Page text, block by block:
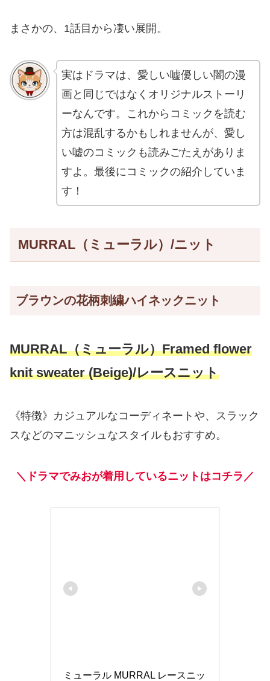
まさかの、1話目から凄い展開。
実はドラマは、愛しい嘘優しい闇の漫
画と同じではなくオリジナルストーリ
ーなんです。これからコミックを読む
方は混乱するかもしれませんが、愛し
い嘘のコミックも読みごたえがありま
すよ。最後にコミックの紹介していま
す！
MURRAL（ミューラル）/ニット
ブラウンの花柄刺繍ハイネックニット
MURRAL（ミューラル）Framed flower
knit sweater (Beige)/レースニット
《特徴》カジュアルなコーディネートや、スラック
スなどのマニッシュなスタイルもおすすめ。
＼ドラマでみおが着用しているニットはコチラ／
ミューラル MURRAL レースニッ